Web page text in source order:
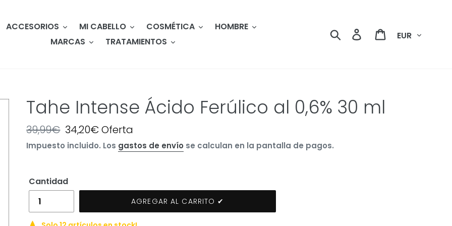
ACCESORIOS MI CABELLO COSMÉTICA
HOMBRE
MARCAS
TRATAMIENTOS
Buscar IngresarCarrito
Tahe Intense Ácido Ferúlico al 0,6% 30 ml
Precio
habitual
39,99€ Precio
de
34,20€Oferta
Impuesto incluido. Los gastos de envío se calculan en la pantalla de pagos.
Cantidad
AGREGAR AL CARRITO ✔